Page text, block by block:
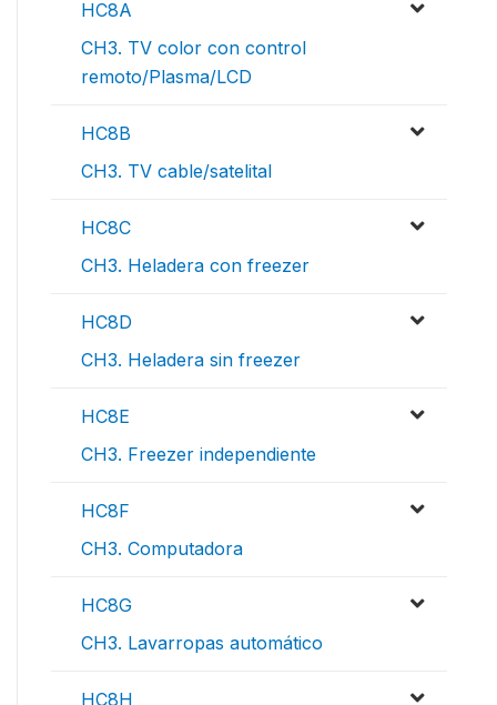
HC8A
CH3. TV color con control
remoto/Plasma/LCD
HC8B
CH3. TV cable/satelital
HC8C
CH3. Heladera con freezer
HC8D
CH3. Heladera sin freezer
HC8E
CH3. Freezer independiente
HC8F
CH3. Computadora
HC8G
CH3. Lavarropas automático
HC8H